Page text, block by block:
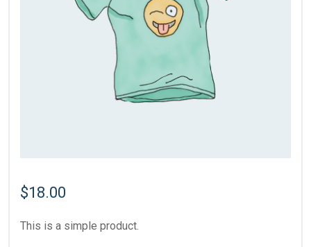
$18.00
This is a simple product.